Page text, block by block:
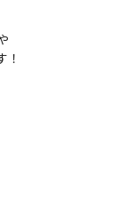
ン研修）
レームワーク